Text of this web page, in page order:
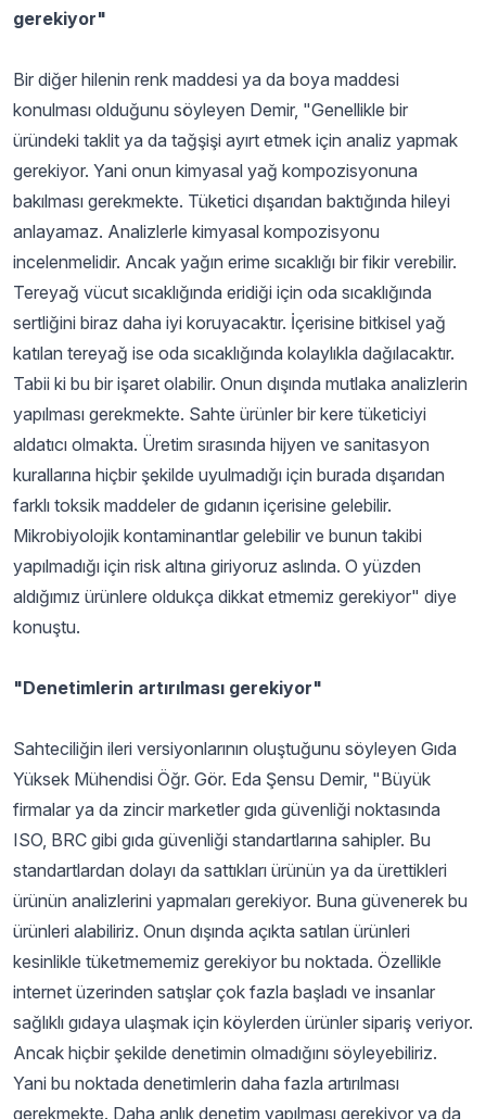
gerekiyor"
Bir diğer hilenin renk maddesi ya da boya maddesi
konulması olduğunu söyleyen Demir, "Genellikle bir
üründeki taklit ya da tağşişi ayırt etmek için analiz yapmak
gerekiyor. Yani onun kimyasal yağ kompozisyonuna
bakılması gerekmekte. Tüketici dışarıdan baktığında hileyi
anlayamaz. Analizlerle kimyasal kompozisyonu
incelenmelidir. Ancak yağın erime sıcaklığı bir fikir verebilir.
Tereyağ vücut sıcaklığında eridiği için oda sıcaklığında
sertliğini biraz daha iyi koruyacaktır. İçerisine bitkisel yağ
katılan tereyağ ise oda sıcaklığında kolaylıkla dağılacaktır.
Tabii ki bu bir işaret olabilir. Onun dışında mutlaka analizlerin
yapılması gerekmekte. Sahte ürünler bir kere tüketiciyi
aldatıcı olmakta. Üretim sırasında hijyen ve sanitasyon
kurallarına hiçbir şekilde uyulmadığı için burada dışarıdan
farklı toksik maddeler de gıdanın içerisine gelebilir.
Mikrobiyolojik kontaminantlar gelebilir ve bunun takibi
yapılmadığı için risk altına giriyoruz aslında. O yüzden
aldığımız ürünlere oldukça dikkat etmemiz gerekiyor" diye
konuştu.
"Denetimlerin artırılması gerekiyor"
Sahteciliğin ileri versiyonlarının oluştuğunu söyleyen Gıda
Yüksek Mühendisi Öğr. Gör. Eda Şensu Demir, "Büyük
firmalar ya da zincir marketler gıda güvenliği noktasında
ISO, BRC gibi gıda güvenliği standartlarına sahipler. Bu
standartlardan dolayı da sattıkları ürünün ya da ürettikleri
ürünün analizlerini yapmaları gerekiyor. Buna güvenerek bu
ürünleri alabiliriz. Onun dışında açıkta satılan ürünleri
kesinlikle tüketmememiz gerekiyor bu noktada. Özellikle
internet üzerinden satışlar çok fazla başladı ve insanlar
sağlıklı gıdaya ulaşmak için köylerden ürünler sipariş veriyor.
Ancak hiçbir şekilde denetimin olmadığını söyleyebiliriz.
Yani bu noktada denetimlerin daha fazla artırılması
gerekmekte. Daha anlık denetim yapılması gerekiyor ya da